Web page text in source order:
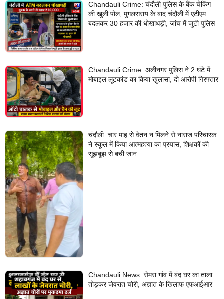
Chandauli Crime: चंदौली पुलिस के बैंक चेकिंग
की खुली पोल, मुगलसराय के बाद चंदौली में एटीएम
बदलकर 30 हजार की धोखाधड़ी, जांच में जुटी पुलिस
Chandauli Crime: अलीनगर पुलिस ने 2 घंटे में
मोबाइल लूटकांड का किया खुलासा, दो आरोपी गिरफ्तार
चंदौली: चार माह से वेतन न मिलने से नाराज परिचारक
ने स्कूल में किया आत्महत्या का प्रयास, शिक्षकों की
सूझबूझ से बची जान
Chandauli News: सेमरा गांव में बंद घर का ताला
तोड़कर जेवरात चोरी, अज्ञात के खिलाफ एफआईआर